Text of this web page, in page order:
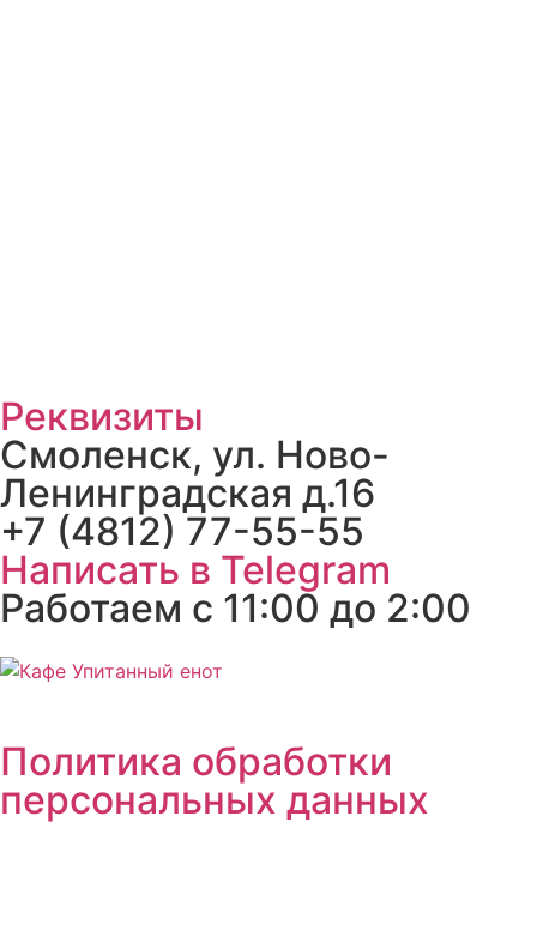
Реквизиты
Смоленск, ул. Ново-
Ленинградская д.16
+7 (4812) 77-55-55
Написать в Telegram
Работаем с 11:00 до 2:00
Политика обработки
персональных данных